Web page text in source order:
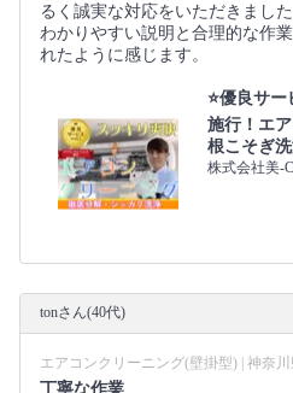
るく誠実な対応をいただきまし
わかりやすい説明と合理的な作
れたように感じます。
⭐️優良サ
施行！エ
根こそぎ洗
株式会社美-
tonさん(40代)
エアコンクリーニング(壁掛型) | 神奈川
丁寧な作業